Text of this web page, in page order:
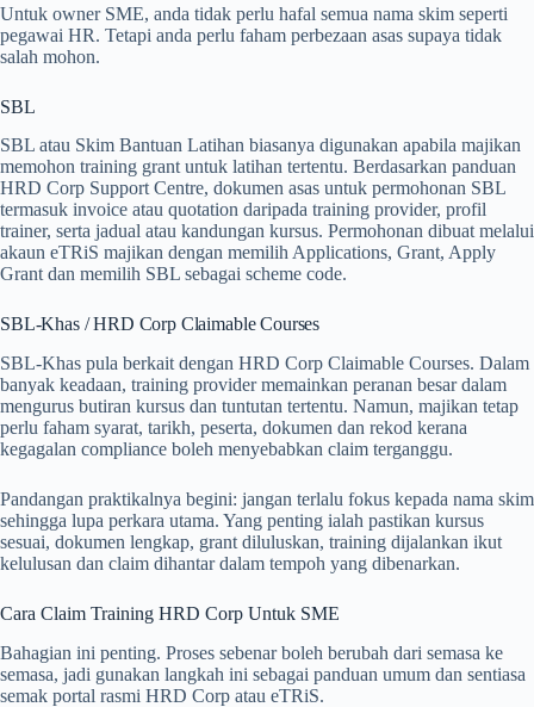
Untuk owner SME, anda tidak perlu hafal semua nama skim seperti
pegawai HR. Tetapi anda perlu faham perbezaan asas supaya tidak
salah mohon.
SBL
SBL atau Skim Bantuan Latihan biasanya digunakan apabila majikan
memohon training grant untuk latihan tertentu. Berdasarkan panduan
HRD Corp Support Centre, dokumen asas untuk permohonan SBL
termasuk invoice atau quotation daripada training provider, profil
trainer, serta jadual atau kandungan kursus. Permohonan dibuat melalui
akaun eTRiS majikan dengan memilih Applications, Grant, Apply
Grant dan memilih SBL sebagai scheme code.
SBL-Khas / HRD Corp Claimable Courses
SBL-Khas pula berkait dengan HRD Corp Claimable Courses. Dalam
banyak keadaan, training provider memainkan peranan besar dalam
mengurus butiran kursus dan tuntutan tertentu. Namun, majikan tetap
perlu faham syarat, tarikh, peserta, dokumen dan rekod kerana
kegagalan compliance boleh menyebabkan claim terganggu.
Pandangan praktikalnya begini: jangan terlalu fokus kepada nama skim
sehingga lupa perkara utama. Yang penting ialah pastikan kursus
sesuai, dokumen lengkap, grant diluluskan, training dijalankan ikut
kelulusan dan claim dihantar dalam tempoh yang dibenarkan.
Cara Claim Training HRD Corp Untuk SME
Bahagian ini penting. Proses sebenar boleh berubah dari semasa ke
semasa, jadi gunakan langkah ini sebagai panduan umum dan sentiasa
semak portal rasmi HRD Corp atau eTRiS.